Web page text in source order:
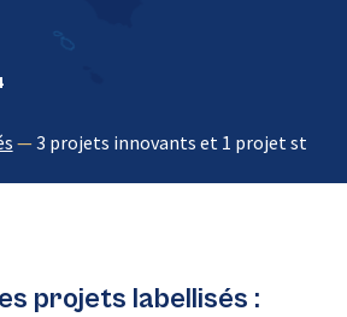
—3 projets innovants et 1 projet
projets labellisés :